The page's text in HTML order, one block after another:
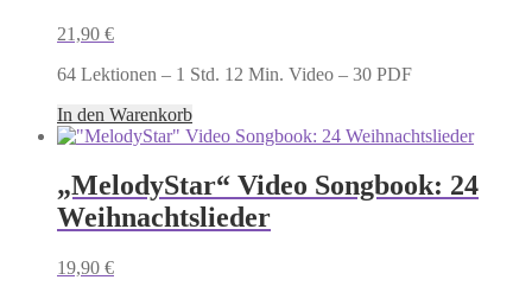
21,90 €
64 Lektionen – 1 Std. 12 Min. Video – 30 PDF
In den Warenkorb
„MelodyStar“ Video Songbook: 24
Weihnachtslieder
19,90 €